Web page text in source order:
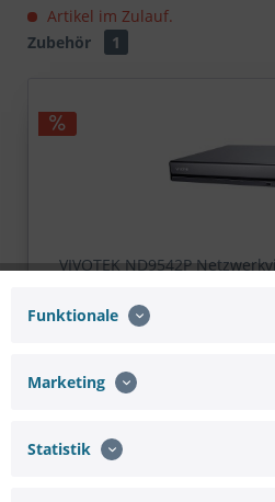
Artikel im Zulauf.
Zubehör
1
VIVOTEK ND9542P
Funktionale
Marketing
Statistik